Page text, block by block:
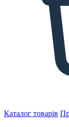
Каталог товарів